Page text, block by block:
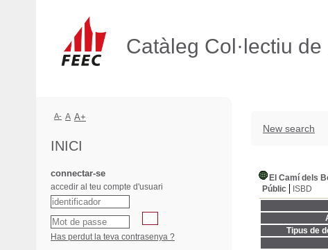
Catàleg Col·lectiu
New search
El Camí dels
Públic
ISBD
Tipus de
A- A A+
INICI
connectar-se
accedir al teu compte d'usuari
Has perdut la teva contrasenya ?